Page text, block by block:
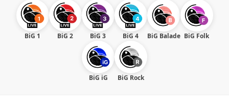
BiG 1 BiG 2 BiG 3 BiG 4 BiG Balade BiG Folk
BiG iG BiG Rock